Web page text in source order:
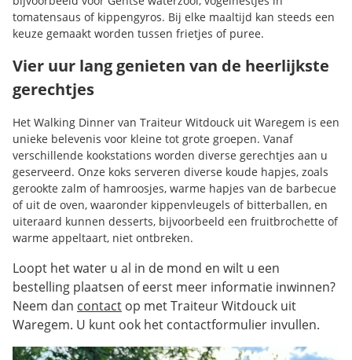
tomatensaus of kippengyros. Bij elke maaltijd kan steeds een
keuze gemaakt worden tussen frietjes of puree.
Vier uur lang genieten van de heerlijkste
gerechtjes
Het Walking Dinner van Traiteur Witdouck uit Waregem is een
unieke belevenis voor kleine tot grote groepen. Vanaf
verschillende kookstations worden diverse gerechtjes aan u
geserveerd. Onze koks serveren diverse koude hapjes, zoals
gerookte zalm of hamroosjes, warme hapjes van de barbecue
of uit de oven, waaronder kippenvleugels of bitterballen, en
uiteraard kunnen desserts, bijvoorbeeld een fruitbrochette of
warme appeltaart, niet ontbreken.
Loopt het water u al in de mond en wilt u een
bestelling plaatsen of eerst meer informatie inwinnen?
Neem dan contact op met Traiteur Witdouck uit
Waregem. U kunt ook het contactformulier invullen.